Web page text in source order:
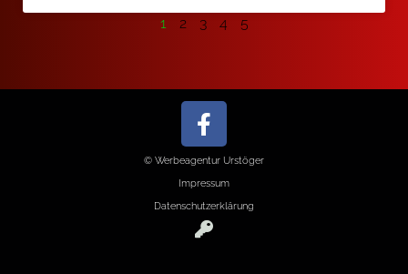
1 2 3 4 5
© Werbeagentur Urstöger
Impressum
Datenschutzerklärung